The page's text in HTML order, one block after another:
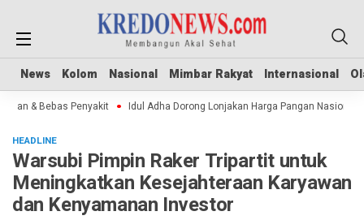
News Kolom Nasional Mimbar Rakyat Internasional
News Kolom Nasional Mimbar Rakyat Internasional
& Bebas Penyakit Idul Adha Dorong Lonjakan Harga Pangan Nasional
HEADLINE
Warsubi Pimpin Raker Tripartit untuk
Meningkatkan Kesejahteraan Karyawan
dan Kenyamanan Investor